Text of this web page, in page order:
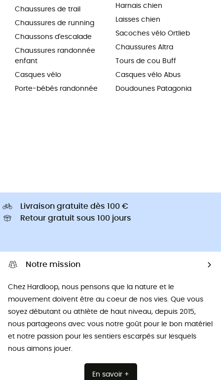
Chaussures de trail
Chaussures de running
Chaussons d'escalade
Chaussures randonnée
enfant
Casques vélo
Porte-bébés randonnée
Harnais chien
Laisses chien
Sacoches vélo Ortlieb
Chaussures Altra
Tours de cou Buff
Casques vélo Abus
Doudounes Patagonia
Livraison gratuite dès 100 €
Retour gratuit sous 100 jours
Notre mission
Chez Hardloop, nous pensons que la nature et le
mouvement doivent être au coeur de nos vies. Que vous
soyez débutant ou athlète de haut niveau, depuis 2015,
nous partageons avec vous notre goût pour le bon matériel
et notre passion pour les sentiers escarpés sur lesquels
nous aimons jouer.
En savoir +